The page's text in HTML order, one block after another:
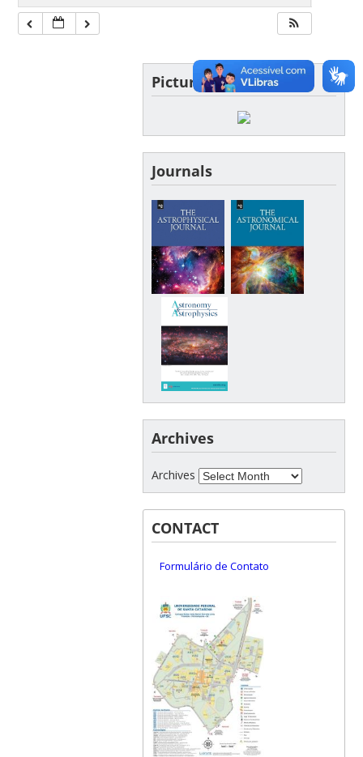
Picture of the day
Journals
Archives
Archives
CONTACT
Formulário de Contato